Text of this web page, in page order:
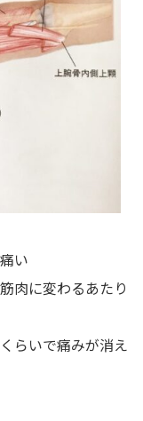
い
肉に変わるあたり
らいで痛みが消え